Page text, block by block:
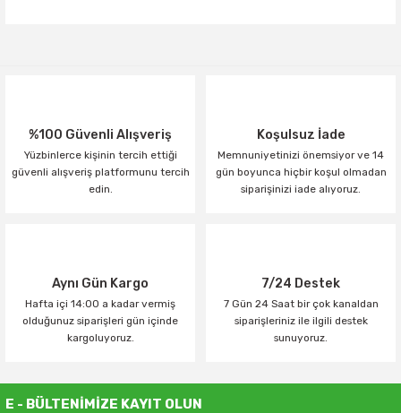
%100 Güvenli Alışveriş
Yüzbinlerce kişinin tercih ettiği
güvenli alışveriş platformunu tercih
edin.
Koşulsuz İade
Memnuniyetinizi önemsiyor ve 14
gün boyunca hiçbir koşul olmadan
siparişinizi iade alıyoruz.
Aynı Gün Kargo
Hafta içi 14:00 a kadar vermiş
olduğunuz siparişleri gün içinde
kargoluyoruz.
7/24 Destek
7 Gün 24 Saat bir çok kanaldan
siparişleriniz ile ilgili destek
sunuyoruz.
E - BÜLTENİMİZE KAYIT OLUN